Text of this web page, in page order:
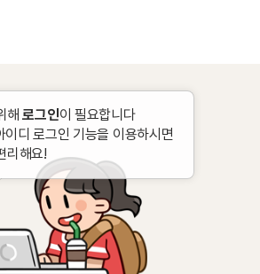
해로그인이 필요합니다
이디 로그인 기능을 이용하시면
리해요!